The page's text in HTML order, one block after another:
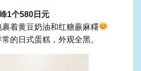
1个580日元
着黄豆奶油和红糖蕨麻糬
的日式蛋糕，外观全黑。